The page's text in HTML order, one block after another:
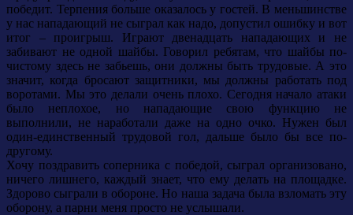
победит. Терпения больше оказалось у гостей. В меньшинстве
у нас нападающий не сыграл как надо, допустил ошибку и вот
итог – проигрыш. Играют двенадцать нападающих и не
забивают не одной шайбы. Говорил ребятам, что шайбы по-
чистому здесь не забьешь, они должны быть трудовые. А это
значит, когда бросают защитники, мы должны работать под
воротами. Мы это делали очень плохо. Сегодня начало атаки
было неплохое, но нападающие свою функцию не
выполнили, не наработали даже на одно очко. Нужен был
один-единственный трудовой гол, дальше было бы все по-
другому.
Хочу поздравить соперника с победой, сыграл организовано,
ничего лишнего, каждый знает, что ему делать на площадке.
Здорово сыграли в обороне. Но наша задача была взломать эту
оборону, а парни меня просто не услышали.